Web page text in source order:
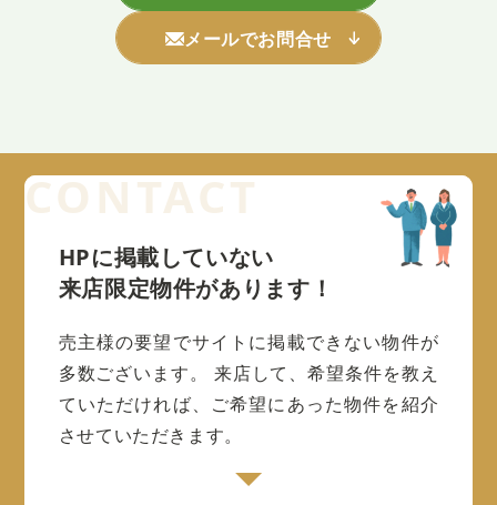
メールでお問合せ
HPに掲載していない
来店限定物件があります！
売主様の要望でサイトに掲載できない物件が
多数ございます。
来店して、希望条件を教え
ていただければ、ご希望にあった物件を紹介
させていただきます。